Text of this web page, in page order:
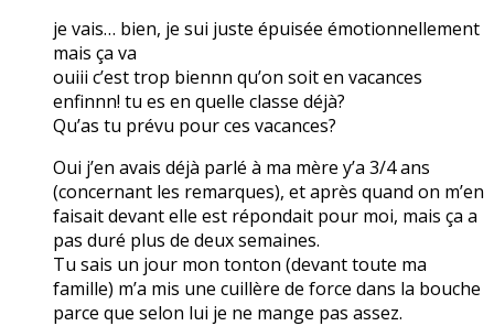
je vais… bien, je sui juste épuisée émotionnellement
mais ça va
ouiii c’est trop biennn qu’on soit en vacances
enfinnn! tu es en quelle classe déjà?
Qu’as tu prévu pour ces vacances?
Oui j’en avais déjà parlé à ma mère y’a 3/4 ans
(concernant les remarques), et après quand on m’en
faisait devant elle est répondait pour moi, mais ça a
pas duré plus de deux semaines.
Tu sais un jour mon tonton (devant toute ma
famille) m’a mis une cuillère de force dans la bouche
parce que selon lui je ne mange pas assez.